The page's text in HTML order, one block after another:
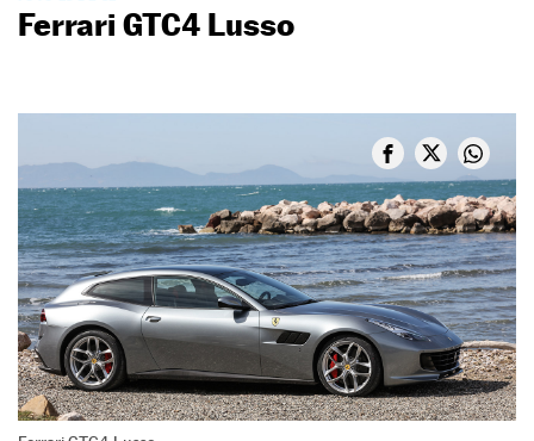
Ferrari GTC4 Lusso